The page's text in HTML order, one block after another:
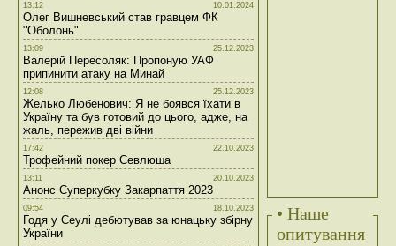
13:12 10.01.2024
Олег Вишневський став гравцем ФК
"Оболонь"
13:09 25.12.2023
Валерій Пересоляк: Пропоную УАФ
припинити атаку на Минай
12:08 25.12.2023
Желько Любенович: Я не боявся їхати в
Україну та був готовий до цього, адже, на
жаль, пережив дві війни
17:42 22.10.2023
Трофейний покер Севлюша
13:11 20.10.2023
Анонс Суперкубку Закарпаття 2023
09:54 18.10.2023
Годя у Сеулі дебютував за юнацьку збірну
України
• Наше
опитування